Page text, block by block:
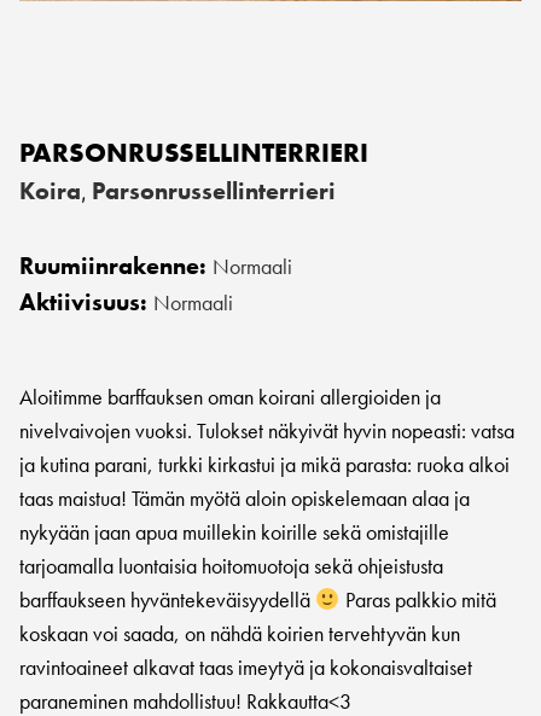
PARSONRUSSELLINTERRIERI
Koira, Parsonrussellinterrieri
Ruumiinrakenne: Normaali
Aktiivisuus: Normaali
Aloitimme barffauksen oman koirani allergioiden ja
nivelvaivojen vuoksi. Tulokset näkyivät hyvin nopeasti: vatsa
ja kutina parani, turkki kirkastui ja mikä parasta: ruoka alkoi
taas maistua! Tämän myötä aloin opiskelemaan alaa ja
nykyään jaan apua muillekin koirille sekä omistajille
tarjoamalla luontaisia hoitomuotoja sekä ohjeistusta
barffaukseen hyväntekeväisyydellä
Paras palkkio mitä
koskaan voi saada, on nähdä koirien tervehtyvän kun
ravintoaineet alkavat taas imeytyä ja kokonaisvaltaiset
paraneminen mahdollistuu! Rakkautta<3